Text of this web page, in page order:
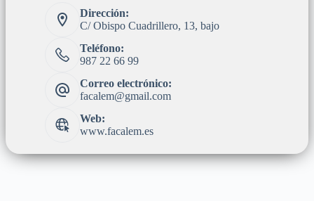
Dirección:
C/ Obispo Cuadrillero, 13, bajo
Teléfono:
987 22 66 99
Correo electrónico:
facalem@gmail.com
Web:
www.facalem.es